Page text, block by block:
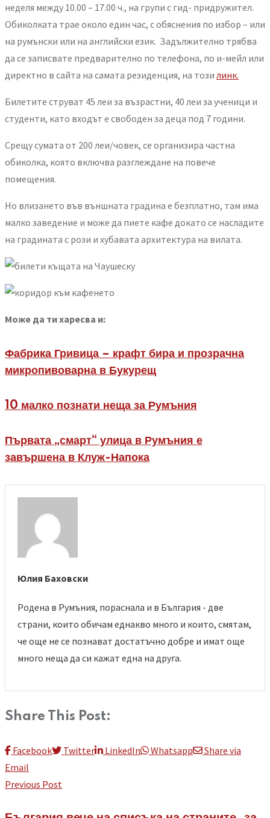
неделя между 10.00 – 17.00 ч., на групи с гид- придружител.
Обиколката трае около един час, с обяснения по избор – или
на румънски или на английски език. Задължително трябва
да се записвате предварително по телефона, по и-мейл или
директно в сайта на самата резиденция, на този линк.
Билетите струват 45 леи за възрастни, 40 леи за ученици и
студенти, като входът е свободен за деца под 7 години.
Срещу сумата от 200 леи/човек, се организира частна
обиколка, която включва разглеждане на повече
помещения.
Но влизането във външната градина е безплатно, там има
малко заведение и може да пиете кафе докато се насладите
на градината с рози и хубавата архитектура на вилата.
Може да ти харесва и:
Фабрика Гривица – крафт бира и прозрачна
микропивоварна в Букурещ
10 малко познати неща за Румъния
Първата „смарт“ улица в Румъния е
завършена в Клуж-Напока
Юлия Баховски
Родена в Румъния, пораснала и в България - две
страни, които обичам еднакво много и които, смятам,
че още не се познават достатъчно добре и имат още
много неща да си кажат една на друга.
Share This Post:
Facebook Twitter LinkedIn Whatsapp
Share via
Email
Previous Post